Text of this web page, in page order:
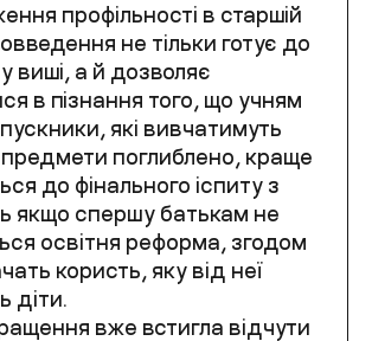
профільності в старшій
не тільки готує до
виші, а й дозволяє
в пізнання того, що учням
які вивчатимуть
предмети поглиблено, краще
до фінального іспиту з
якщо спершу батькам не
освітня реформа, згодом
користь, яку від неї
діти.
вже встигла відчути